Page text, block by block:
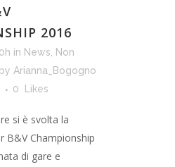
2016
in News
Non
by Arianna_Bogogno
0 Likes
si è svolta la
B&V Championship
di gare e